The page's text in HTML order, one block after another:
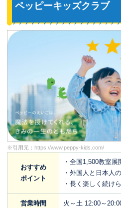
ペッピーキッズクラブ
※引用元： https://www.peppy-kids.com/
おすすめ
ポイント
・全国1,500教室
・外国人と日本人
・長く楽しく続け
営業時間
火～土 12:00～